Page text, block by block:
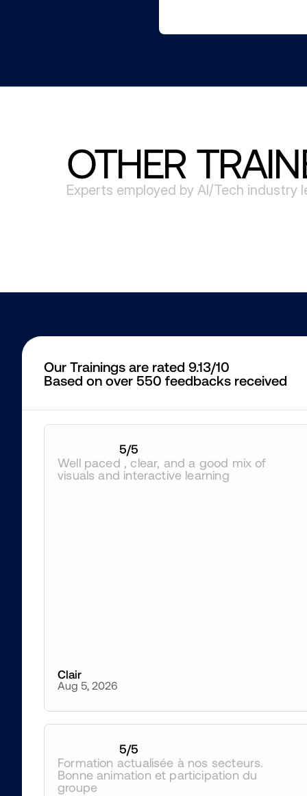
OTHER
Experts employed by AI/Tech industry
Our Trainings are rated 9.13/10
Based on over 550 feedbacks received
5/5
Well paced , clear, and a good mix of
visuals and interactive learning
Clair
Aug 5, 2026
5/5
Formation actualisée à nos secteurs.
Bonne animation et participation du
groupe